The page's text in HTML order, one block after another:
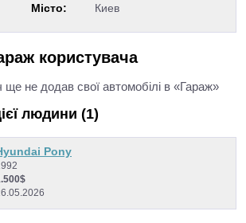
Місто:
Киев
користувача
ще не додав свої автомобілі в «Гараж»
людини (1)
Pony